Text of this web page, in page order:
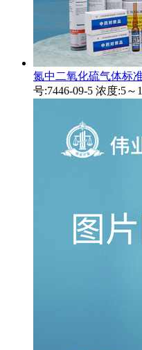
氮中二氧化硫气体标
号:7446-09-5 浓度:5～